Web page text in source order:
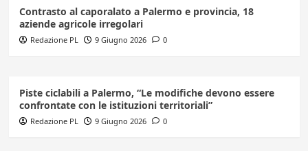
Contrasto al caporalato a Palermo e provincia, 18
aziende agricole irregolari
Redazione PL 9 Giugno 2026 0
Piste ciclabili a Palermo, “Le modifiche devono essere
confrontate con le istituzioni territoriali”
Redazione PL 9 Giugno 2026 0